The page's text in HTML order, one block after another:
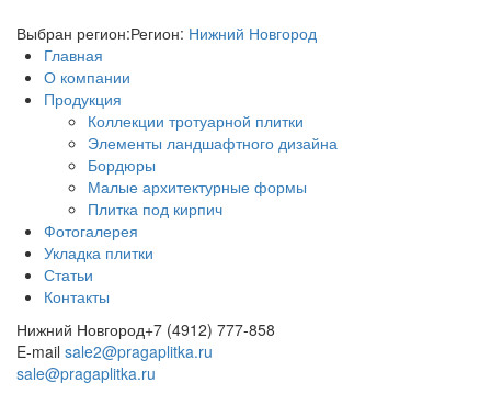
Выбран регион:Регион: Нижний Новгород
Главная
О компании
Продукция
Коллекции тротуарной плитки
Элементы ландшафтного дизайна
Бордюры
Малые архитектурные формы
Плитка под кирпич
Фотогалерея
Укладка плитки
Статьи
Контакты
Нижний Новгород+7 (4912) 777-858
E-mail sale2@pragaplitka.ru
sale@pragaplitka.ru